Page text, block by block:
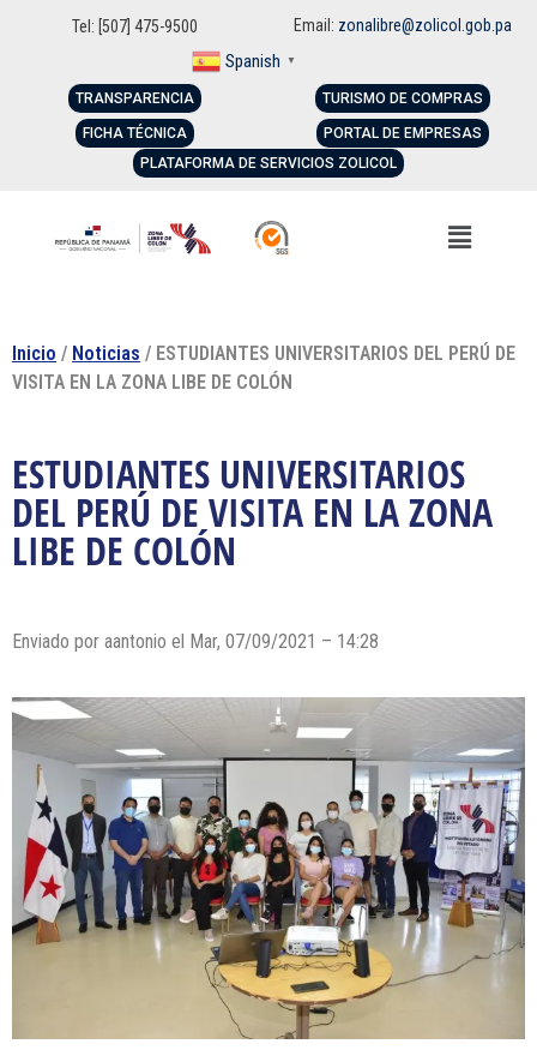
Tel: [507] 475-9500 Email: zonalibre@zolicol.gob.pa
Spanish ▼
TRANSPARENCIA
FICHA TÉCNICA
TURISMO DE COMPRAS
PORTAL DE EMPRESAS
PLATAFORMA DE SERVICIOS ZOLICOL
Inicio / Noticias / ESTUDIANTES UNIVERSITARIOS DEL PERÚ DE
VISITA EN LA ZONA LIBE DE COLÓN
ESTUDIANTES UNIVERSITARIOS
DEL PERÚ DE VISITA EN LA ZONA
LIBE DE COLÓN
Enviado por aantonio el Mar, 07/09/2021 – 14:28